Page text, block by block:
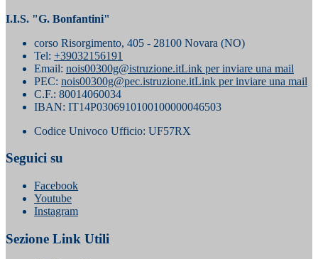
I.I.S. "G. Bonfantini"
corso Risorgimento, 405 - 28100 Novara (NO)
Tel: +39032156191
Email: nois00300g@istruzione.itLink per inviare una mail
PEC: nois00300g@pec.istruzione.itLink per inviare una mail
C.F.: 80014060034
IBAN: IT14P0306910100100000046503
Codice Univoco Ufficio: UF57RX
Seguici su
Facebook
Youtube
Instagram
Sezione Link Utili